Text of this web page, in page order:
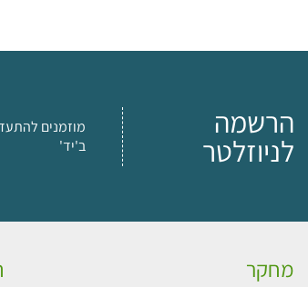
הרשמה
לניוזלטר
מוזמנים
ב'יד'
מחקר